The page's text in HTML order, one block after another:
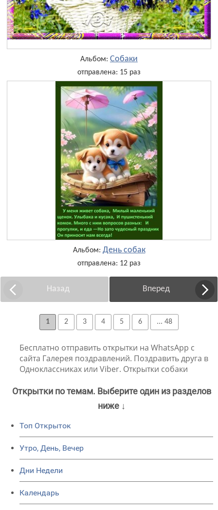
Альбом: Собаки
отправлена: 15 раз
Альбом: День собак
отправлена: 12 раз
Назад Вперед
1 2 3 4 5 6 ... 48
Бесплатно отправить открытки на WhatsApp с
сайта Галерея поздравлений. Поздравить друга в
Одноклассниках или Viber. Открытки собаки
Открытки по темам. Выберите один из разделов
ниже ↓
Топ Открыток
Утро, День, Вечер
Дни Недели
Календарь